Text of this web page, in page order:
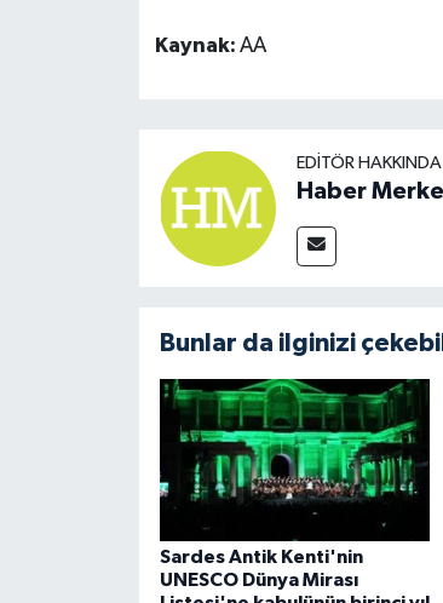
Kaynak: AA
EDITÖR HAKKINDA
Haber
Bunlar da ilginizi
Sardes Antik Kenti'nin
UNESCO Dünya Mirası